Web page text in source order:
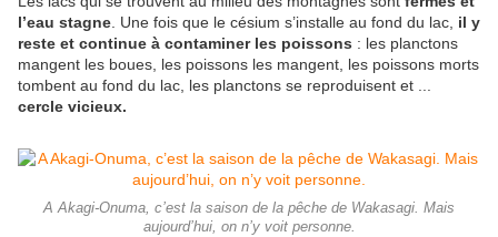
l’eau stagne . Une fois que le césium s’installe au fond du lac, il y
reste et continue à contaminer les poissons : les planctons
mangent les boues, les poissons les mangent, les poissons morts
tombent au fond du lac, les planctons se reproduisent et ...
cercle vicieux.
A Akagi-Onuma, c’est la saison de la pêche de Wakasagi. Mais
aujourd’hui, on n’y voit personne.